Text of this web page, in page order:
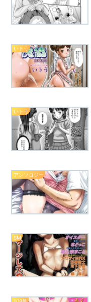
いトう
いトう
アンソロジー
SM
108号